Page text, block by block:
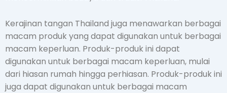
Kerajinan tangan Thailand juga menawarkan berbagai
macam produk yang dapat digunakan untuk berbagai
macam keperluan. Produk-produk ini dapat
digunakan untuk berbagai macam keperluan, mulai
dari hiasan rumah hingga perhiasan. Produk-produk ini
juga dapat digunakan untuk berbagai macam